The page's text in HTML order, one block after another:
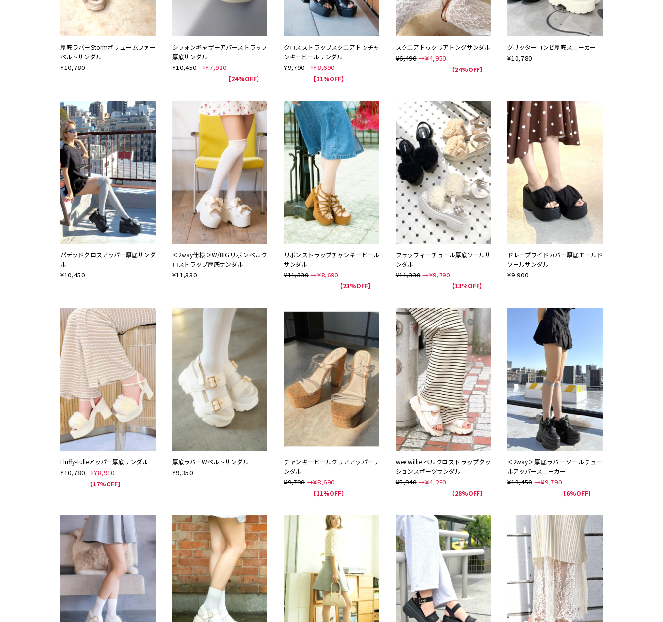
厚底ラバーStormボリュームファー
ベルトサンダル
¥10,780
シフォンギャザーアパーストラップ
厚底サンダル
¥10,450 →¥7,920
【24%OFF】
クロスストラップスクエアトゥチャ
ンキーヒールサンダル
¥9,790 →¥8,690
【11%OFF】
スクエアトゥクリアトングサンダル
¥6,490→¥4,950
【24%OFF】
グリッターコンビ厚底スニーカー
¥10,780
パデッドクロスアッパー厚底サンダ
ル
¥10,450
＜2way仕様＞W/BIGリボンベルク
ロストラップ厚底サンダル
¥11,330
リボンストラップチャンキーヒール
サンダル
¥11,330→¥8,690
【23%OFF】
フラッフィーチュール厚底ソールサ
ンダル
¥11,330→¥9,790
【13％OFF】
ドレープワイドカバー厚底モールド
ソールサンダル
¥9,900
Fluffy-Tulleアッパー厚底サンダル
¥10,780→¥8,910
【17%OFF】
厚底ラバーWベルトサンダル
¥9,350
チャンキーヒールクリアアッパーサ
ンダル
¥9,790 →¥8,690
【11%OFF】
wee willie ベルクロストラップクッ
ションスポーツサンダル
¥5,940→¥4,290
【28%OFF】
＜2way＞厚底ラバーソールチュー
ルアッパースニーカー
¥10,450 →¥9,790
【6%OFF】